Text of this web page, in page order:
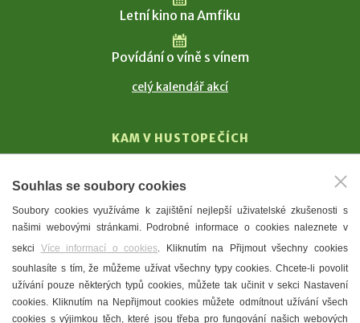
Letní kino na Amfiku
Povídání o víně s vínem
celý kalendář akcí
KAM V HUSTOPEČÍCH
T. G. Masaryk
Mandloně
Ubytování
Restaurace
Městské muzeum a galerie
Denní meníčka
Souhlas se soubory cookies
Soubory cookies využíváme k zajištění nejlepší uživatelské zkušenosti s
našimi webovými stránkami. Podrobné informace o cookies naleznete v
sekci Více informací o cookies. Kliknutím na Přijmout všechny cookies
souhlasíte s tím, že můžeme užívat všechny typy cookies. Chcete-li povolit
užívání pouze některých typů cookies, můžete tak učinit v sekci Nastavení
cookies. Kliknutím na Nepřijmout cookies můžete odmítnout užívání všech
cookies s výjimkou těch, které jsou třeba pro fungování našich webových